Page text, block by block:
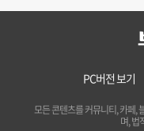
PC버전 보기
모든 콘텐츠를 커뮤니티, 카페,
며, 법